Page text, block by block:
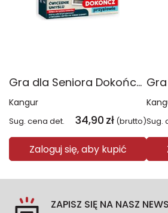
Gra dla Seniora Dokończ przysłowie
Kangur
Sug. cena det. 34,90 zł (brutto)
Zaloguj się, aby kupić
Sug.
ZAPISZ SIĘ NA NASZ